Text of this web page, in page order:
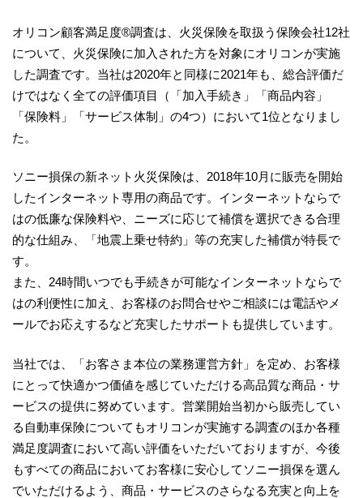
オリコン顧客満足度®調査は、火災保険を取扱う保険会社12社
について、火災保険に加入された方を対象にオリコンが実施
した調査です。当社は2020年と同様に2021年も、総合評価だ
けではなく全ての評価項目（「加入手続き」「商品内容」
「保険料」「サービス体制」の4つ）において1位となりまし
た。
ソニー損保の新ネット火災保険は、2018年10月に販売を開始
したインターネット専用の商品です。インターネットならで
はの低廉な保険料や、ニーズに応じて補償を選択できる合理
的な仕組み、「地震上乗せ特約」等の充実した補償が特長で
す。
また、24時間いつでも手続きが可能なインターネットならで
はの利便性に加え、お客様のお問合せやご相談には電話やメ
ールでお応えするなど充実したサポートも提供しています。
当社では、「お客さま本位の業務運営方針」を定め、お客様
にとって快適かつ価値を感じていただける高品質な商品・サ
ービスの提供に努めています。営業開始当初から販売してい
る自動車保険についてもオリコンが実施する調査のほか各種
満足度調査において高い評価をいただいておりますが、今後
もすべての商品においてお客様に安心してソニー損保を選ん
でいただけるよう、商品・サービスのさらなる充実と向上を